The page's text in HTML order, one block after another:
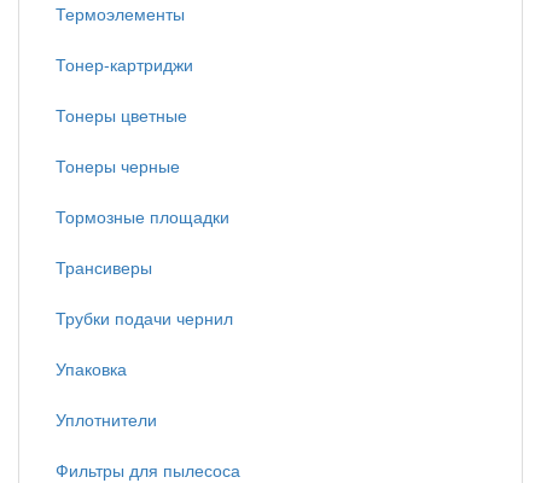
Термоэлементы
Тонер-картриджи
Тонеры цветные
Тонеры черные
Тормозные площадки
Трансиверы
Трубки подачи чернил
Упаковка
Уплотнители
Фильтры для пылесоса